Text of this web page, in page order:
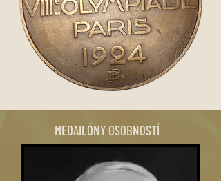
MEDAILÓNY OSOBNOSTÍ